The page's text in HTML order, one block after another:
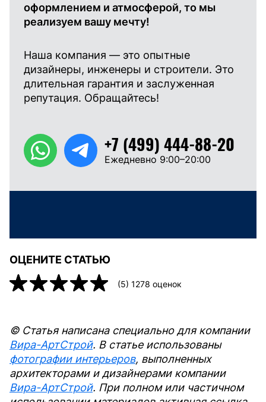
оформлением и атмосферой, то мы
реализуем вашу мечту!
Наша компания — это опытные
дизайнеры, инженеры и строители. Это
длительная гарантия и заслуженная
репутация. Обращайтесь!
+7 (499) 444-88-20
Ежедневно 9:00–20:00
ОЦЕНИТЕ СТАТЬЮ
(5) 1278 оценок
© Статья написана специально для компании
Вира-АртСтрой. В статье использованы
фотографии интерьеров, выполненных
архитекторами и дизайнерами компании
Вира-АртСтрой. При полном или частичном